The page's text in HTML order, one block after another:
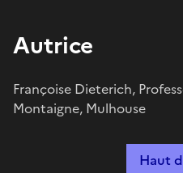
Autrice
Françoise Dieterich,
Montaigne, Mulhouse
Haut